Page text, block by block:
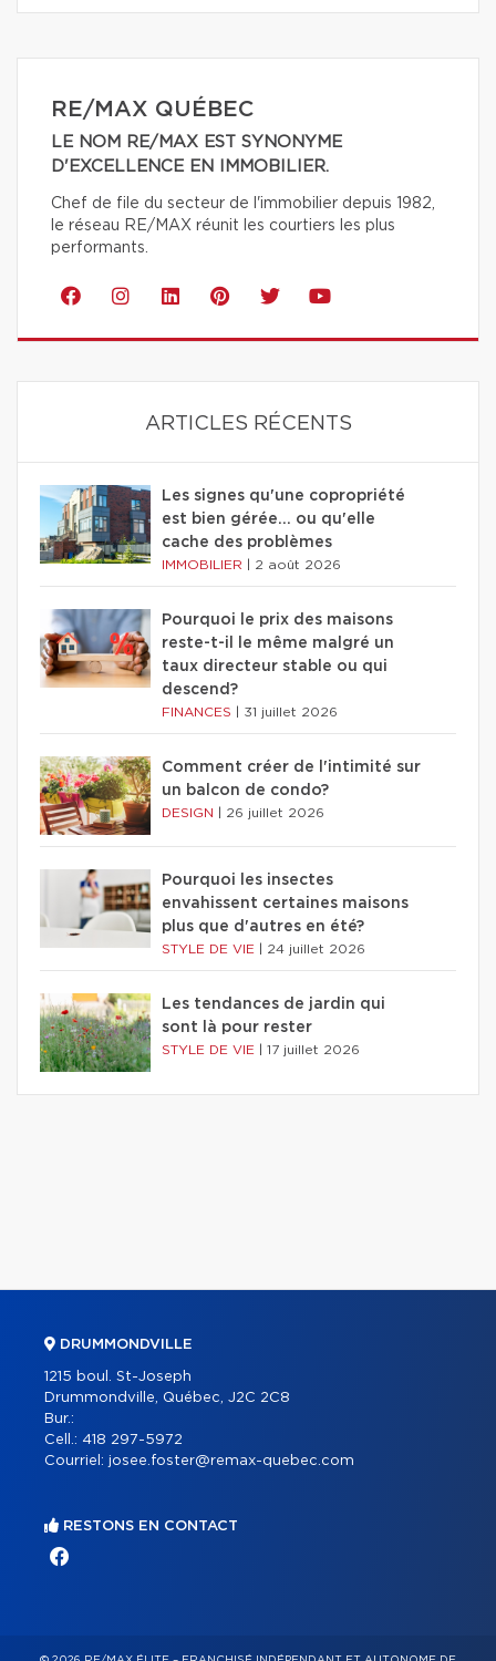
RE/MAX QUÉBEC
LE NOM RE/MAX EST SYNONYME
D'EXCELLENCE EN IMMOBILIER.
Chef de file du secteur de l'immobilier depuis 1982,
le réseau RE/MAX réunit les courtiers les plus
performants.
ARTICLES RÉCENTS
Les signes qu'une copropriété
est bien gérée… ou qu'elle
cache des problèmes
IMMOBILIER 2 août 2026
Pourquoi le prix des maisons
reste-t-il le même malgré un
taux directeur stable ou qui
descend?
FINANCES 31 juillet 2026
Comment créer de l'intimité sur
un balcon de condo?
DESIGN 26 juillet 2026
Pourquoi les insectes
envahissent certaines maisons
plus que d'autres en été?
STYLE DE VIE 24 juillet 2026
Les tendances de jardin qui
sont là pour rester
STYLE DE VIE 17 juillet 2026
DRUMMONDVILLE
1215 boul. St-Joseph
Drummondville, Québec, J2C 2C8
Bur.:
Cell.: 418 297-5972
Courriel: josee.foster@remax-quebec.com
RESTONS EN CONTACT